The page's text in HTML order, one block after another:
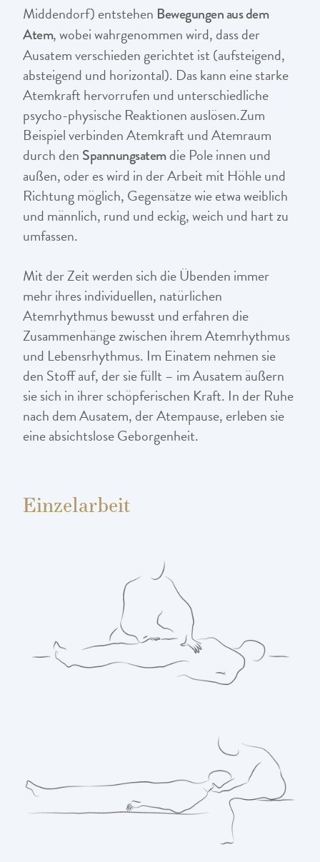
Middendorf) entstehen Bewegungen aus dem
Atem, wobei wahrgenommen wird, dass der
Ausatem verschieden gerichtet ist (aufsteigend,
absteigend und horizontal). Das kann eine starke
Atemkraft hervorrufen und unterschiedliche
psycho-physische Reaktionen auslösen.Zum
Beispiel verbinden Atemkraft und Atemraum
durch den Spannungsatemdie Pole innen und
außen, oder es wird in der Arbeit mit Höhle und
Richtung möglich, Gegensätze wie etwa weiblich
und männlich, rund und eckig, weich und hart zu
umfassen.
Mit der Zeit werden sich die Übenden immer
mehr ihres individuellen, natürlichen
Atemrhythmus bewusst und erfahren die
Zusammenhänge zwischen ihrem Atemrhythmus
und Lebensrhythmus. Im Einatem nehmen sie
den Stoff auf, der sie füllt – im Ausatem äußern
sie sich in ihrer schöpferischen Kraft. In der Ruhe
nach dem Ausatem, der Atempause, erleben sie
eine absichtslose Geborgenheit.
Einzelarbeit